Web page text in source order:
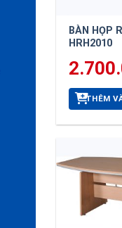
BÀN HỌP
HRH2010
THÊM